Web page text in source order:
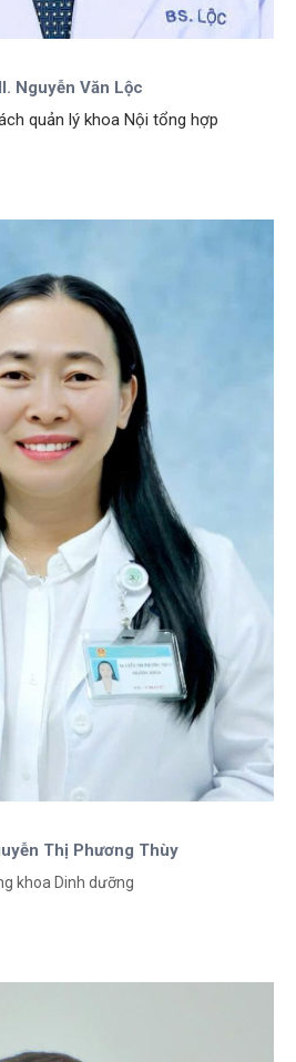
Nguyễn Văn Lộc
quản lý khoa Nội tổng hợp
Thị Phương Thùy
khoa Dinh dưỡng